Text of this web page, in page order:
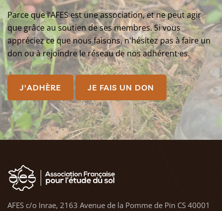
Parce que l’AFES est une association, et ne peut agir
que grâce au soutien de ses membres. Si vous
appréciez ce que nous faisons, n'hésitez pas à faire un
don ou à rejoindre le réseau de nos adhérent·es.
J'ADHÈRE JE FAIS UN DON
AFES c/o Inrae, 2163 Avenue de la Pomme de Pin CS 40001